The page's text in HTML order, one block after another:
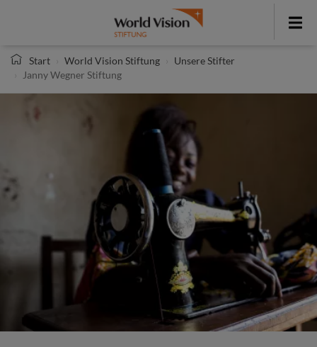
Toggle
Start
World Vision Stiftung
Unsere Stifter
Janny Wegner Stiftung